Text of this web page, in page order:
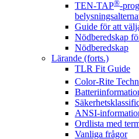
TEN-TAP®-
Guide för att
Nödberedskap
Nödberedskap
Lärande (forts.)
TLR Fit Guide
Color-Rite
ANSI-
Ordlista med
Vanliga frågor